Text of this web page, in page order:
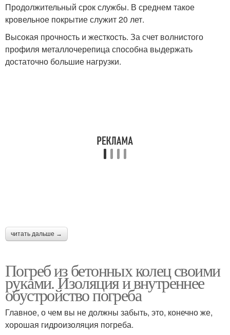
Продолжительный срок службы. В среднем такое
кровельное покрытие служит 20 лет.
Высокая прочность и жесткость. За счет волнистого
профиля металлочерепица способна выдержать
достаточно большие нагрузки.
читать дальше →
Погреб из бетонных колец своими
руками. Изоляция и внутреннее
обустройство погреба
Главное, о чем вы не должны забыть, это, конечно же,
хорошая гидроизоляция погреба.